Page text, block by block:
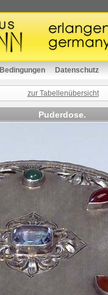
Bedingungen Datenschutz
zur Tabellenübersicht
Puderdose.